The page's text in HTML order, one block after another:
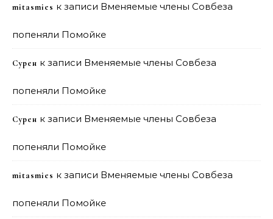
mitasmies к записи Вменяемые члены Совбеза
попеняли Помойке
Сурен к записи Вменяемые члены Совбеза
попеняли Помойке
Сурен к записи Вменяемые члены Совбеза
попеняли Помойке
mitasmies к записи Вменяемые члены Совбеза
попеняли Помойке